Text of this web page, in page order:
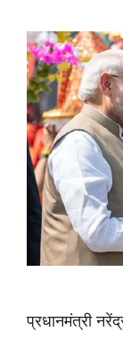
प्रधानमंत्री